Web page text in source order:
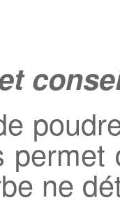
permet
ne